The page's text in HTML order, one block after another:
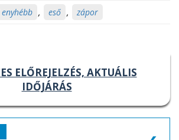
, eső , zápor
ELŐREJELZÉS, AKTUÁLIS
IDŐJÁRÁS